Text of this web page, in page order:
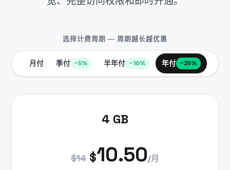
选择计费周期 — 周期越长越优惠
月付 季付 −5% 半年付 −10% 年付 −25%
4 GB
$14 $10.50/月